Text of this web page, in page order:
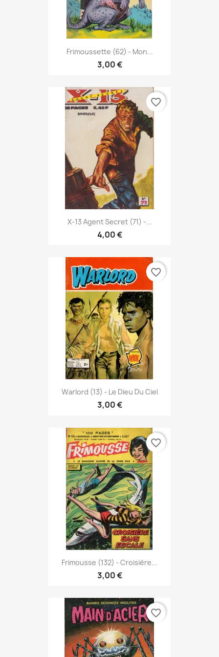
Frimoussette (62) - Mon...
3,00 €
X-13 Agent Secret (71) -...
4,00 €
favorite_border
Warlord (13) - Le Dieu Du Ciel
3,00 €
favorite_border
Frimousse (132) - Croisière...
3,00 €
favorite_border
favorite_border